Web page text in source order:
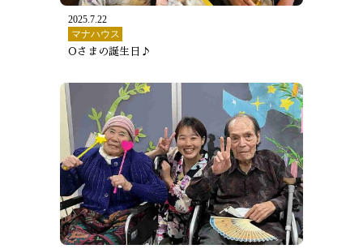
2025.7.22
マナハウス
Oさまの誕生日♪